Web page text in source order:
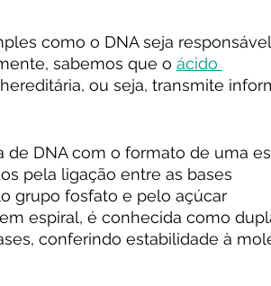
como o DNA seja
sabemos que o ácido
ou seja, transmite
DNA com o formato de uma
pela ligação entre as bases
grupo fosfato e pelo açúcar
espiral, é conhecida como
conferindo estabilidade à